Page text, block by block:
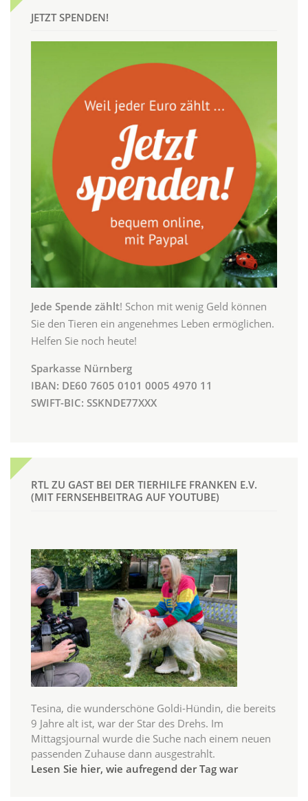
JETZT SPENDEN!
Jede Spende zählt! Schon mit wenig Geld können
Sie den Tieren ein angenehmes Leben ermöglichen.
Helfen Sie noch heute!
Sparkasse Nürnberg
IBAN: DE60 7605 0101 0005 4970 11
SWIFT-BIC: SSKNDE77XXX
RTL ZU GAST BEI DER TIERHILFE FRANKEN E.V.
(MIT FERNSEHBEITRAG AUF YOUTUBE)
Tesina, die wunderschöne Goldi-Hündin, die bereits
9 Jahre alt ist, war der Star des Drehs. Im
Mittagsjournal wurde die Suche nach einem neuen
passenden Zuhause dann ausgestrahlt.
Lesen Sie hier, wie aufregend der Tag war